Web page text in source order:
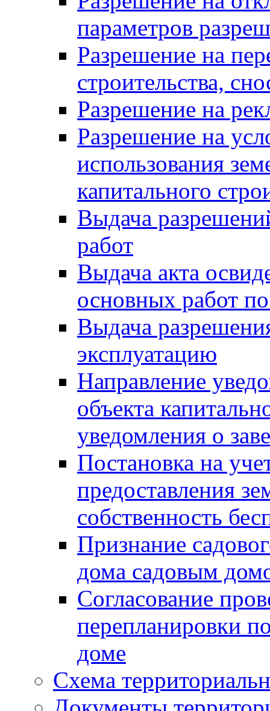
параметров
Разрешение на
строительства,
Разрешение на
Разрешение на
использования
капитального
Выдача
работ
Выдача акта
основных работ
Выдача
эксплуатацию
Направление
объекта
уведомления о
Постановка на
предоставления
собственность
Признание
дома садовым
Согласование
перепланировки
доме
Схема